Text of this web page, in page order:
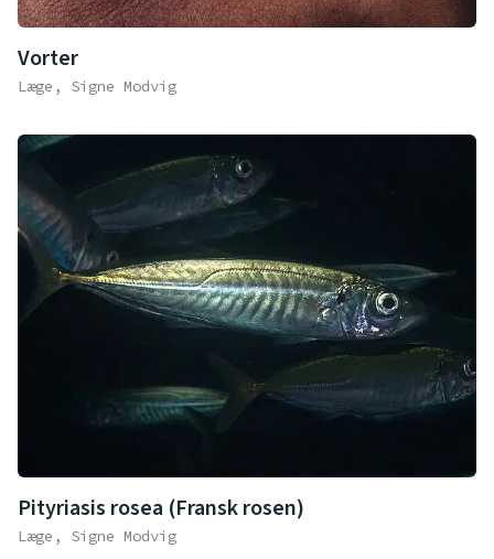
Vorter
Læge, Signe Modvig
Pityriasis rosea (Fransk rosen)
Læge, Signe Modvig